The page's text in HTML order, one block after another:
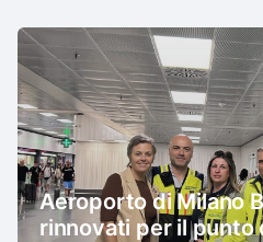
Aeroporto di Milano
rinnovati per il punto